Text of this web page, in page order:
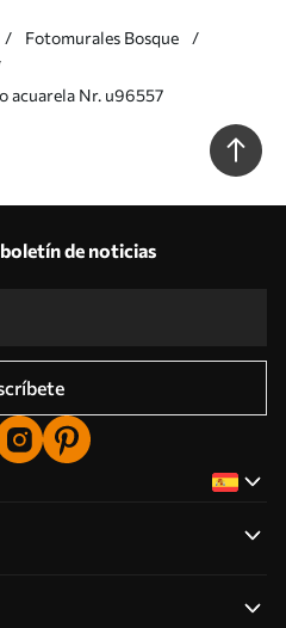
Fotomurales Bosque
acuarela Nr. u96557
de noticias